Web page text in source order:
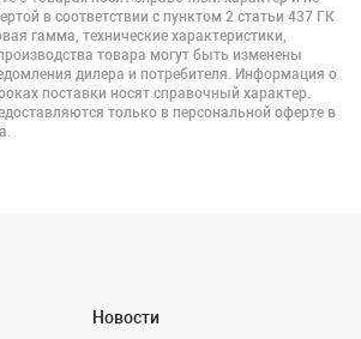
в соответствии с пунктом 2 статьи 437 ГК
гамма, технические характеристики,
товара могут быть изменены
дилера и потребителя. Информация о
поставки носят справочный характер.
только в персональной оферте в
Новости